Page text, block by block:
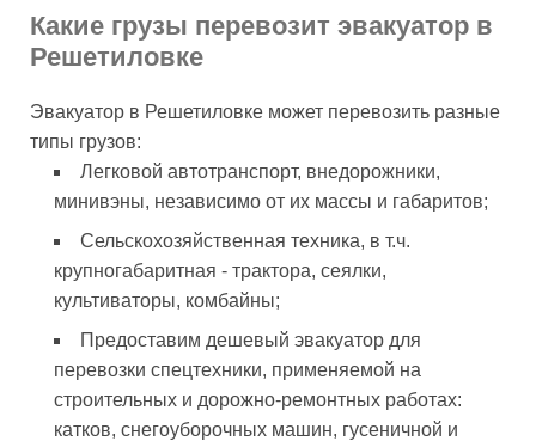
Какие грузы перевозит эвакуатор в
Решетиловке
Эвакуатор в Решетиловке может перевозить разные
типы грузов:
Легковой автотранспорт, внедорожники,
минивэны, независимо от их массы и габаритов;
Сельскохозяйственная техника, в т.ч.
крупногабаритная - трактора, сеялки,
культиваторы, комбайны;
Предоставим дешевый эвакуатор для
перевозки спецтехники, применяемой на
строительных и дорожно-ремонтных работах:
катков, снегоуборочных машин, гусеничной и